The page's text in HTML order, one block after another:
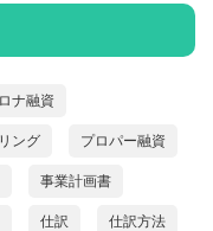
ナ融資
ング プロパー融資
事業計画書
仕訳 仕訳方法